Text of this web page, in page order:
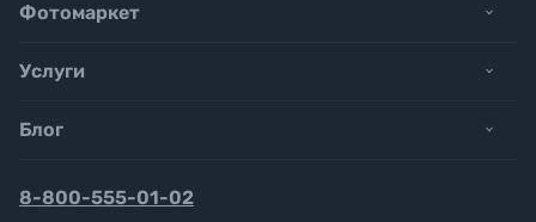
Фотомаркет
Услуги
Блог
8-800-555-01-02